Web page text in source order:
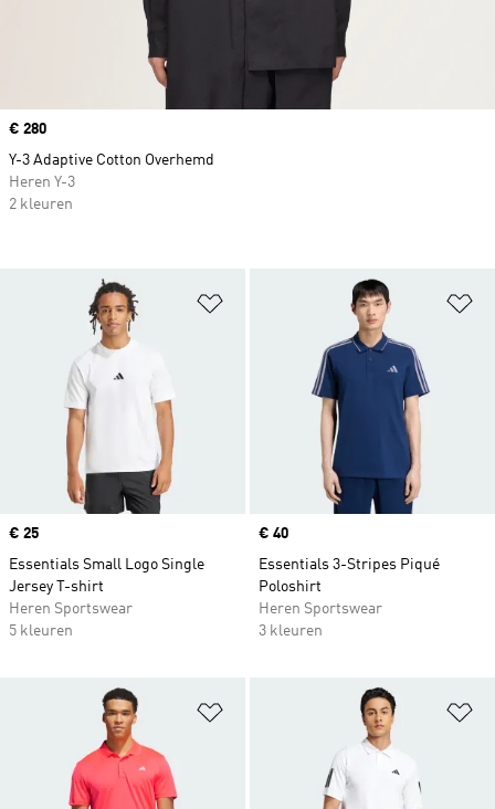
Op verlanglijst zetten
Price
€ 25
Essentials Small Logo Single
Jersey T-shirt
Heren Sportswear
5 kleuren
Price
€ 40
Essentials 3-Stripes Piqué
Poloshirt
Heren Sportswear
3 kleuren
Op verlanglijst zetten
Price
€ 280
Y-3 Adaptive Cotton Overhemd
Heren Y-3
2 kleuren